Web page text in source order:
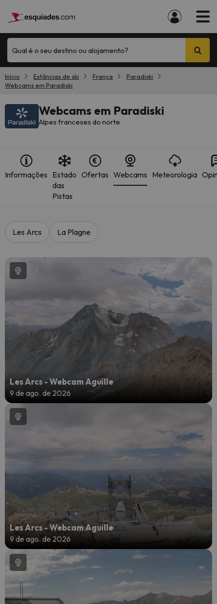
Qual é o seu destino ou alojamento?
Início Estâncias de ski França
Paradiski
Webcams em Paradiski
Webcams em Paradiski
Alpes franceses do norte
Informações Estado
das
Pistas
Ofertas Webcams Meteorologia
Les Arcs La Plagne
Les Arcs - Webcam Aguille
9 de ago. de 2026
Les Arcs - Webcam Aguille
9 de ago. de 2026